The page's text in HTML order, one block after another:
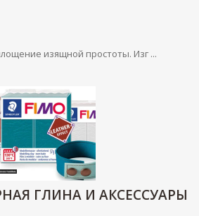
изящной простоты. Изг ...
ГЛИНА И АКСЕССУАРЫ